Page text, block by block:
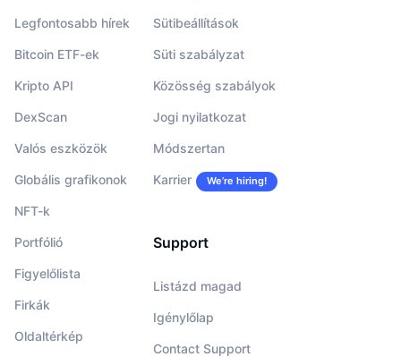
Legfontosabb hírek
Bitcoin ETF-ek
Kripto API
DexScan
Valós eszközök
Globális grafikonok
NFT-k
Portfólió
Figyelőlista
Firkák
Oldaltérkép
Sütibeállítások
Süti szabályzat
Közösség szabályok
Jogi nyilatkozat
Módszertan
Karrier We’re hiring!
Support
Listázd magad
Igénylőlap
Contact Support